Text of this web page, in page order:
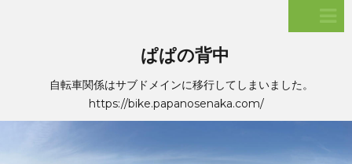
ぱぱの背中
自転車関係はサブドメインに移行してしまいました。
https://bike.papanosenaka.com/